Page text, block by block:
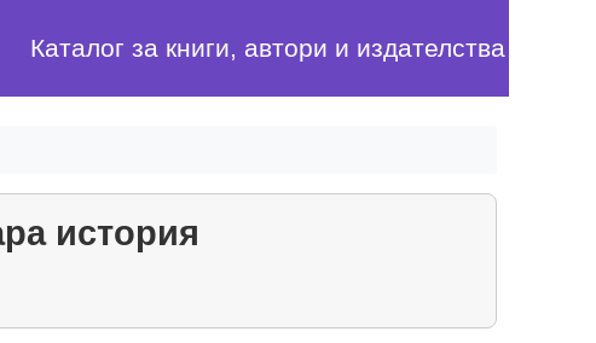
Каталог за книги, автори и издателства
история